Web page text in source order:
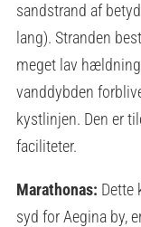
sandstrand af
lang). Stranden
meget lav
vanddybden
kystlinjen. Den er
faciliteter.
Marathonas: Dette
syd for Aegina by,